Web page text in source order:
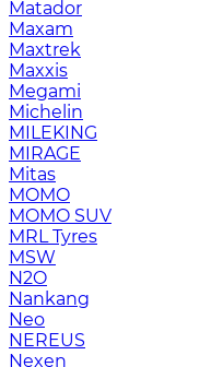
Matador
Maxam
Maxtrek
Maxxis
Megami
Michelin
MILEKING
MIRAGE
Mitas
MOMO
MOMO SUV
MRL Tyres
MSW
N2O
Nankang
Neo
NEREUS
Nexen